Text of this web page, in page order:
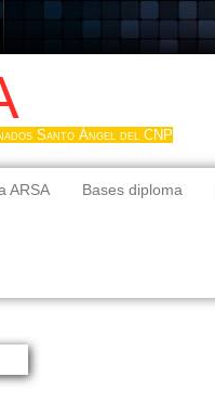
Santo Ángel del CNP
ARSA Bases diploma